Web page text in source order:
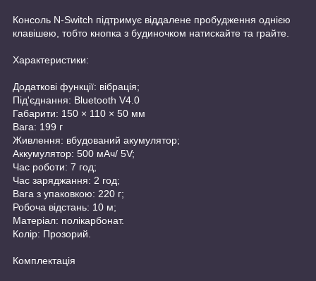
Консоль N-Switch підтримує віддалене пробудження однією
клавішею, тобто кнопка з будиночком натискайте та грайте.
Характеристики:
Додаткові функції: вібрація;
Під'єднання: Bluetooth V4.0
Габарити: 150 × 110 × 50 мм
Вага: 199 г
Живлення: вбудований акумулятор;
Аккумулятор: 500 мАч/ 5V;
Час роботи: 7 год;
Час заряджання: 2 год;
Вага з упаковкою: 220 г;
Робоча відстань: 10 м;
Матеріал: полікарбонат.
Колір: Прозорий.
Комплектація